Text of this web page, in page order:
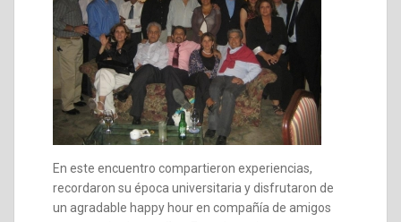
En este encuentro compartieron experiencias,
recordaron su época universitaria y disfrutaron de
un agradable happy hour en compañía de amigos